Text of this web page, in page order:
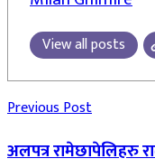
View all posts
Previous Post
अलपत्र रामेछापेलिहरु